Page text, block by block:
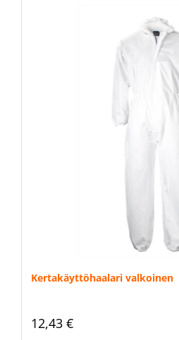
Kertakäyttöhaalari valkoinen
12,43 €